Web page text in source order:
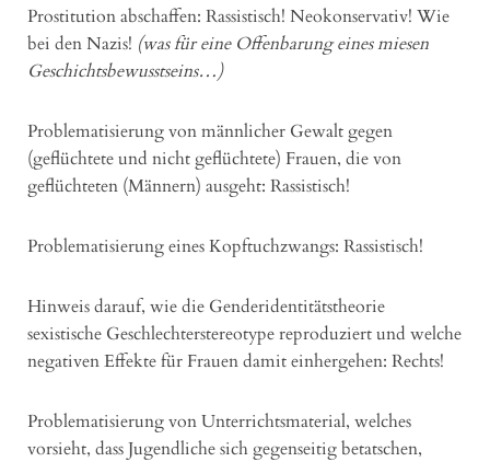
Prostitution abschaffen: Rassistisch! Neokonservativ! Wie
bei den Nazis! (was für eine Offenbarung eines miesen
Geschichtsbewusstseins…)
Problematisierung von männlicher Gewalt gegen
(geflüchtete und nicht geflüchtete) Frauen, die von
geflüchteten (Männern) ausgeht: Rassistisch!
Problematisierung eines Kopftuchzwangs: Rassistisch!
Hinweis darauf, wie die Genderidentitätstheorie
sexistische Geschlechterstereotype reproduziert und welche
negativen Effekte für Frauen damit einhergehen: Rechts!
Problematisierung von Unterrichtsmaterial, welches
vorsieht, dass Jugendliche sich gegenseitig betatschen,